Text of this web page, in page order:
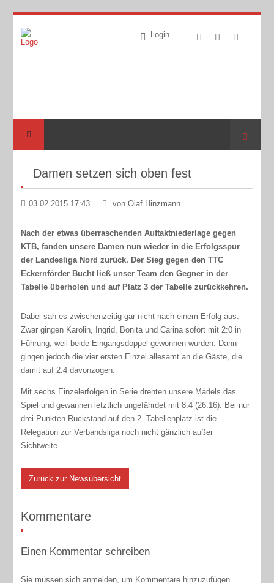
Login
Suche
Damen setzen sich oben fest
03.02.2015 17:43 von Olaf Hinzmann
Nach der etwas überraschenden Auftaktniederlage gegen
KTB, fanden unsere Damen nun wieder in die Erfolgsspur
der Landesliga Nord zurück. Der Sieg gegen den TTC
Eckernförder Bucht ließ unser Team den Gegner in der
Tabelle überholen und auf Platz 3 der Tabelle zurückkehren.
Dabei sah es zwischenzeitig gar nicht nach einem Erfolg aus.
Zwar gingen Karolin, Ingrid, Bonita und Carina sofort mit 2:0 in
Führung, weil beide Eingangsdoppel gewonnen wurden. Dann
gingen jedoch die vier ersten Einzel allesamt an die Gäste, die
damit auf 2:4 davonzogen.
Mit sechs Einzelerfolgen in Serie drehten unsere Mädels das
Spiel und gewannen letztlich ungefährdet mit 8:4 (26:16). Bei nur
drei Punkten Rückstand auf den 2. Tabellenplatz ist die
Relegation zur Verbandsliga noch nicht gänzlich außer
Sichtweite.
Zurück zur Newsübersicht
Kommentare
Einen Kommentar schreiben
Sie müssen sich anmelden, um Kommentare hinzuzufügen.